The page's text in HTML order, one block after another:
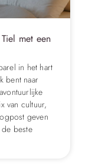
met een
in het hart
bent naar
van cultuur,
geven
beste